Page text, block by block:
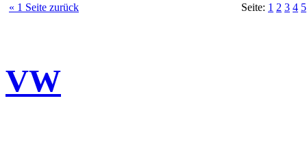
« 1 Seite zurück Seite: 1 2 3 4 5
VW